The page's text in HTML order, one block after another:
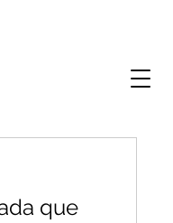
que